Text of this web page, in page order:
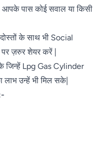
पास कोई सवाल या किसी
के साथ भी Social
ज़रुर शेयर करें |
जिन्हें Lpg Gas Cylinder
लाभ उन्हें भी मिल सके|